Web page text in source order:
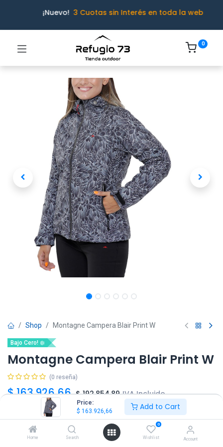
Price:
$ 163.926,66 Add to Cart
Home Search
0
Wishlist Account
¡Nuevo! 3 Cuotas sin Interés en toda la web
0
Shop Montagne Campera Blair Print W
Bajo Cero! ❄️
Montagne Campera Blair Print W
(0 reseña)
$163.926,66 $192.854,89 IVA Incluido
Talle